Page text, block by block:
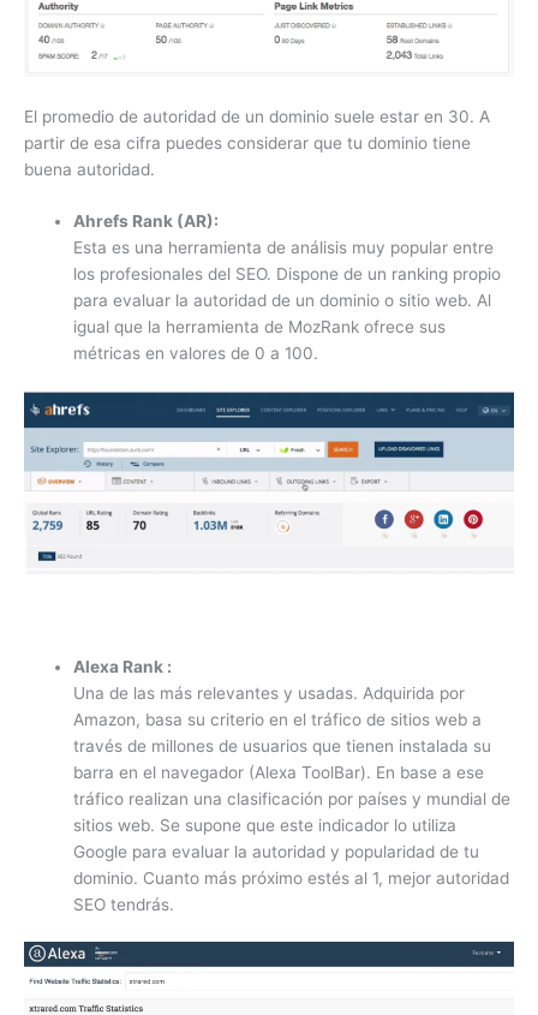
El promedio de autoridad de un dominio suele estar en 30. A
partir de esa cifra puedes considerar que tu dominio tiene
buena autoridad.
Ahrefs Rank (AR):
Esta es una herramienta de análisis muy popular entre
los profesionales del SEO. Dispone de un ranking propio
para evaluar la autoridad de un dominio o sitio web. Al
igual que la herramienta de MozRank ofrece sus
métricas en valores de 0 a 100.
Alexa Rank :
Una de las más relevantes y usadas. Adquirida por
Amazon, basa su criterio en el tráfico de sitios web a
través de millones de usuarios que tienen instalada su
barra en el navegador (Alexa ToolBar). En base a ese
tráfico realizan una clasificación por países y mundial de
sitios web. Se supone que este indicador lo utiliza
Google para evaluar la autoridad y popularidad de tu
dominio. Cuanto más próximo estés al 1, mejor autoridad
SEO tendrás.